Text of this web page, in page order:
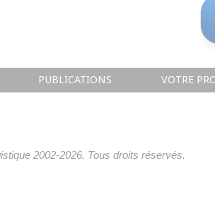
PUBLICATIONS VOTRE
2002-2026. Tous droits réservés.